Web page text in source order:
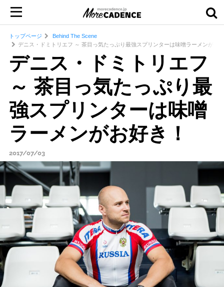
トップページ
Behind The Scene
デニス・ドミトリエフ ～ 茶目っ気たっぷり最強スプリンターは味噌ラーメンがお
デニス・ドミトリエフ
～ 茶目っ気たっぷり最
強スプリンターは味噌
ラーメンがお好き！
2017/07/03